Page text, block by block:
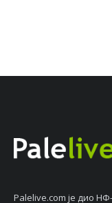
Palelive.com јe дио